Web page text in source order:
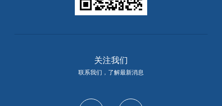
关注我们
联系我们，了解最新消息